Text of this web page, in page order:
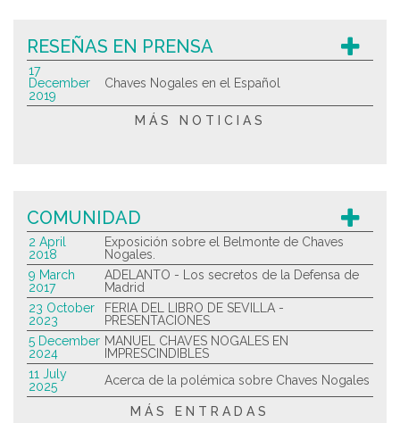
RESEÑAS EN PRENSA
17
December
2019
Chaves Nogales en el Español
MÁS NOTICIAS
COMUNIDAD
2 April
2018
Exposición sobre el Belmonte de Chaves
Nogales.
9 March
2017
ADELANTO - Los secretos de la Defensa de
Madrid
23 October
2023
FERIA DEL LIBRO DE SEVILLA -
PRESENTACIONES
5 December
2024
MANUEL CHAVES NOGALES EN
IMPRESCINDIBLES
11 July
2025
Acerca de la polémica sobre Chaves Nogales
MÁS ENTRADAS